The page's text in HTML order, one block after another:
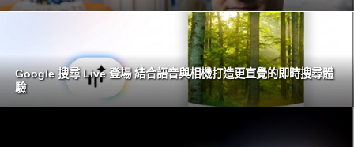
Google 搜尋 Live 登場 結合語音與相機打造更直覺的即時搜尋體
驗